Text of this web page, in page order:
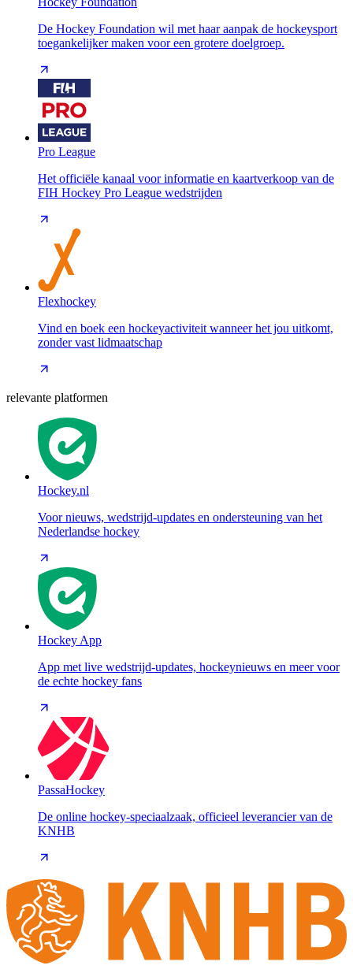
De Hockey Foundation wil met haar aanpak de hockeysport
toegankelijker maken voor een grotere doelgroep.
Pro League
Het officiële kanaal voor informatie en kaartverkoop van de
FIH Hockey Pro League wedstrijden
Flexhockey
Vind en boek een hockeyactiviteit wanneer het jou uitkomt,
zonder vast lidmaatschap
relevante platformen
Hockey.nl
Voor nieuws, wedstrijd-updates en ondersteuning van het
Nederlandse hockey
Hockey App
App met live wedstrijd-updates, hockeynieuws en meer voor
de echte hockey fans
PassaHockey
De online hockey-speciaalzaak, officieel leverancier van de
KNHB